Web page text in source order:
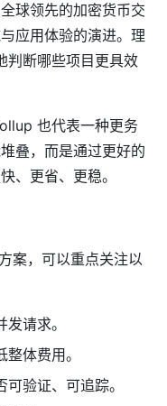
球领先的加密货币交
应用体验的演进。理
判断哪些项目更具效
也代表一种更务
叠，而是通过更好的
、更省、更稳。
案，可以重点关注以
请求。
体费用。
验证、可追踪。